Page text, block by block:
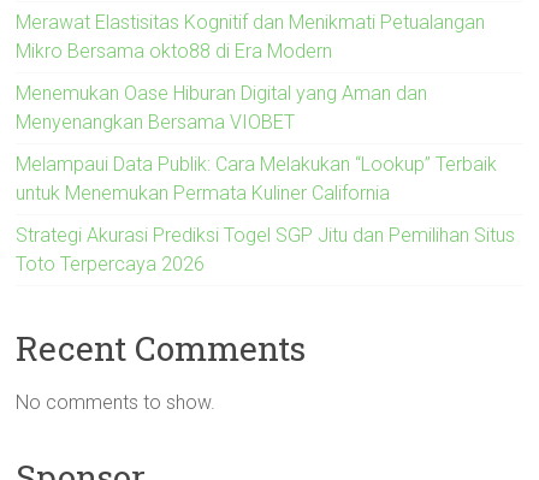
Merawat Elastisitas Kognitif dan Menikmati Petualangan
Mikro Bersama okto88 di Era Modern
Menemukan Oase Hiburan Digital yang Aman dan
Menyenangkan Bersama VIOBET
Melampaui Data Publik: Cara Melakukan “Lookup” Terbaik
untuk Menemukan Permata Kuliner California
Strategi Akurasi Prediksi Togel SGP Jitu dan Pemilihan Situs
Toto Terpercaya 2026
Recent Comments
No comments to show.